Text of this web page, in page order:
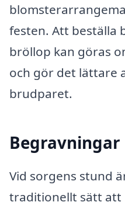
festen. Att beställa
bröllop kan göras
och gör det lättare
brudparet.
Begravningar
Vid sorgens stund
traditionellt sätt att